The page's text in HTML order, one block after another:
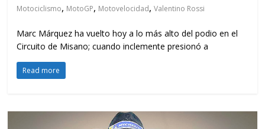
Motociclismo, MotoGP, Motovelocidad,Valentino Rossi
Marc Márquez ha vuelto hoy a lo más alto del podio en el
Circuito de Misano; cuando inclemente presionó a
Read more